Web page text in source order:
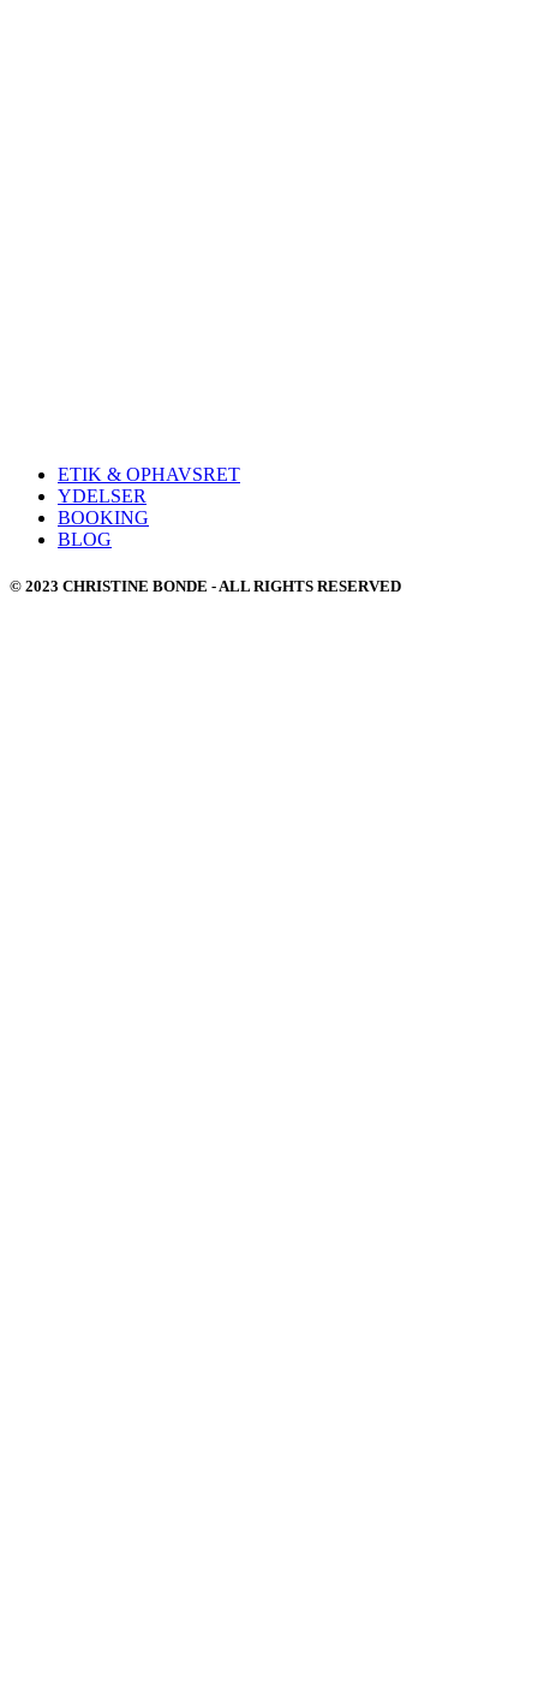
ETIK & OPHAVSRET
YDELSER
BOOKING
BLOG
© 2023 CHRISTINE BONDE - ALL RIGHTS RESERVED